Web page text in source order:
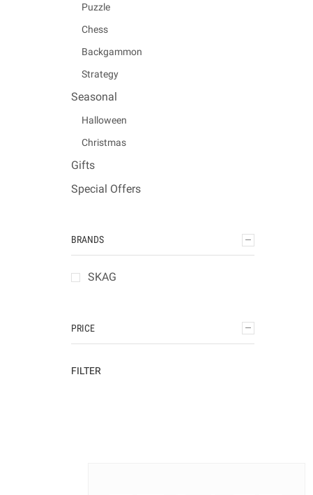
Puzzle
Chess
Backgammon
Strategy
Seasonal
Halloween
Christmas
Gifts
Special Offers
BRANDS
SKAG
PRICE
FILTER